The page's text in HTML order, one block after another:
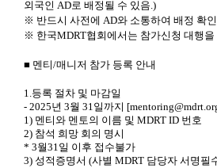
외국인 AD로 배정될 수 있음.)
※ 반드시 사전에 AD와 소통하여 배정 확
※ 한국MDRT협회에서는 참가신청 대행을
■ 멘티/매니저 참가 등록 안내
1.등록 절차 및 마감일
- 2025년 3월 31일까지
1) 멘티와 멘토의 이름 및 MDRT ID 번호
2) 참석 희망 회의 명시
* 3월31일 이후 접수불가
3) 성적증명서 (사별 MDRT 담당자 서명필